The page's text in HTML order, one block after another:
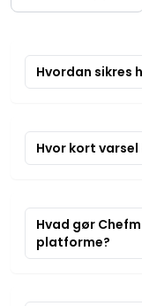
Hvordan sikres
Hvor kort
Hvad gør
platforme?